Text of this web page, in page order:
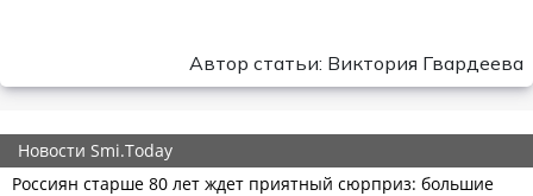
Автор статьи: Виктория Гвардеева